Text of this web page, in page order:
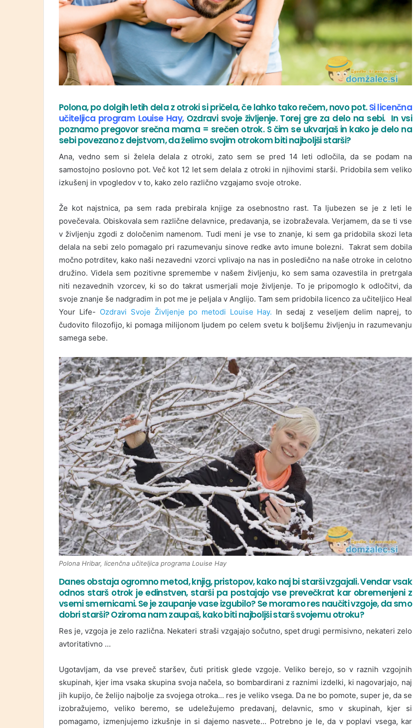
Polona, po dolgih letih dela z otroki si pričela, če lahko tako rečem, novo pot.Si licenčna
učiteljica program Louise Hay,Ozdravi svoje življenje. Torej gre za delo na sebi. In vsi
poznamo pregovor srečna mama = srečen otrok. S čim se ukvarjaš in kako je delo na
sebi povezano z dejstvom, da želimo svojim otrokom biti najboljši starši?
Ana, vedno sem si želela delala z otroki, zato sem se pred 14 leti odločila, da se podam na
samostojno poslovno pot. Več kot 12 let sem delala z otroki in njihovimi starši. Pridobila sem veliko
izkušenj in vpogledov v to, kako zelo različno vzgajamo svoje otroke.
Že kot najstnica, pa sem rada prebirala knjige za osebnostno rast. Ta ljubezen se je z leti le
povečevala. Obiskovala sem različne delavnice, predavanja, se izobraževala. Verjamem, da se ti vse
v življenju zgodi z določenim namenom. Tudi meni je vse to znanje, ki sem ga pridobila skozi leta
delala na sebi zelo pomagalo pri razumevanju sinove redke avto imune bolezni. Takrat sem dobila
močno potrditev, kako naši nezavedni vzorci vplivajo na nas in posledično na naše otroke in celotno
družino. Videla sem pozitivne spremembe v našem življenju, ko sem sama ozavestila in pretrgala
niti nezavednih vzorcev, ki so do takrat usmerjali moje življenje. To je pripomoglo k odločitvi, da
svoje znanje še nadgradim in pot me je peljala v Anglijo. Tam sem pridobila licenco za učiteljico Heal
Your Life- Ozdravi Svoje Življenje po metodi Louise Hay. In sedaj z veseljem delim naprej, to
čudovito filozofijo, ki pomaga milijonom ljudem po celem svetu k boljšemu življenju in razumevanju
samega sebe.
Polona Hribar, licenčna učiteljica programa Louise Hay
Danes obstaja ogromno metod, knjig, pristopov, kako naj bi starši vzgajali. Vendar vsak
odnos starš otrok je edinstven, starši pa postajajo vse prevečkrat kar obremenjeni z
vsemi smernicami. Se je zaupanje vase izgubilo? Se moramo res naučiti vzgoje, da smo
dobri starši? Oziroma nam zaupaš, kako biti najboljši starš svojemu otroku?
Res je, vzgoja je zelo različna. Nekateri straši vzgajajo sočutno, spet drugi permisivno, nekateri zelo
avtoritativno …
Ugotavljam, da vse preveč staršev, čuti pritisk glede vzgoje. Veliko berejo, so v raznih vzgojnih
skupinah, kjer ima vsaka skupina svoja načela, so bombardirani z raznimi izdelki, ki nagovarjajo, naj
jih kupijo, če želijo najbolje za svojega otroka… res je veliko vsega. Da ne bo pomote, super je, da se
izobražujemo, veliko beremo, se udeležujemo predavanj, delavnic, smo v skupinah, kjer si
pomagamo, izmenjujemo izkušnje in si dajemo nasvete… Potrebno je le, da v poplavi vsega, kar